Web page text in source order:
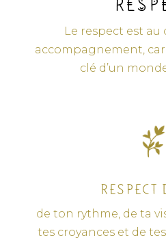
Le respect est
accompagnement,
clé d’un
RESPECT
de ton rythme, de ta
tes croyances et de